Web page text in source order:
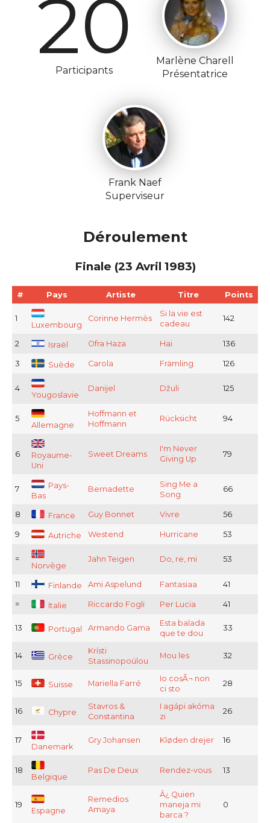
20
Participants
Marlène Charell
Présentatrice
Frank Naef
Superviseur
Déroulement
Finale (23 Avril 1983)
# Pays Artiste Titre Points
1
Luxembourg
Corinne Hermès
Si la vie est
cadeau
142
2 Israël Ofra Haza Hai 136
3 Suède Carola Främling 126
4
Yougoslavie
Danijel Džuli 125
5
Allemagne
Hoffmann et
Hoffmann
Rücksicht 94
6
Royaume-
Uni
Sweet Dreams
I'm Never
Giving Up
79
7
Pays-
Bas
Bernadette
Sing Me a
Song
66
8 France Guy Bonnet Vivre 56
9 Autriche Westend Hurricane 53
=
Norvège
Jahn Teigen Do, re, mi 53
11 Finlande Ami Aspelund Fantasiaa 41
= Italie Riccardo Fogli Per Lucia 41
13 Portugal Armando Gama
Esta balada
que te dou
33
14 Grèce
Krísti
Stassinopoúlou
Mou les 32
15 Suisse Mariella Farré
Io cosÃ¬ non
ci sto
28
16 Chypre
Stavros &
Constantina
I agápi akóma
zi
26
17
Danemark
Gry Johansen Kløden drejer 16
18
Belgique
Pas De Deux Rendez-vous 13
19
Espagne
Remedios
Amaya
Â¿ Quien
maneja mi
barca ?
0